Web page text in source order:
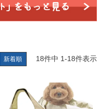
新着順 18件中 1-18件表示